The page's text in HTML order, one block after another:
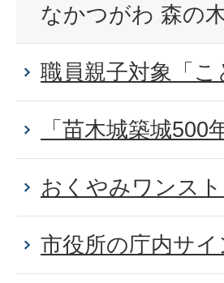
なかつがわ 森の
職員親子対象「
「苗木城築城
おくやみワンス
市役所の庁内サ